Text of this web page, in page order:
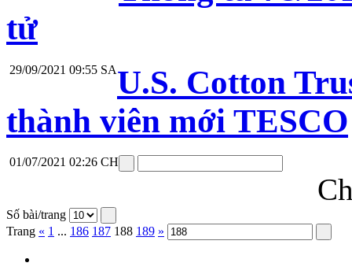
tử
29/09/2021 09:55 SAU.S. Cotton
thành viên mới TESCO
01/07/2021 02:26 CH
Số bài/trang
Trang « 1 ... 186 187 188 189 »